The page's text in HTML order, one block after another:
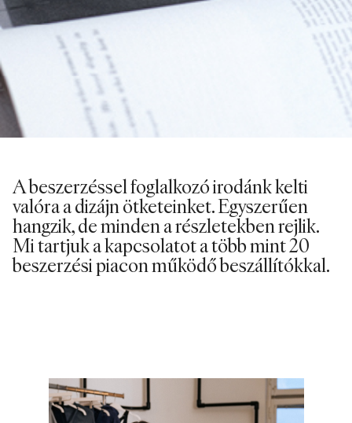
A beszerzéssel foglalkozó irodánk kelti
valóra a dizájn ötketeinket. Egyszerűen
hangzik, de minden a részletekben rejlik.
Mi tartjuk a kapcsolatot a több mint 20
beszerzési piacon működő beszállítókkal.